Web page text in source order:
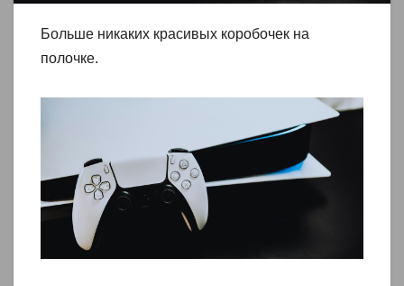
Больше никаких красивых коробочек на
полочке.